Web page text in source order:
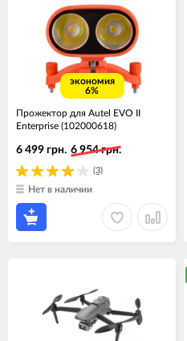
экономия
6%
Прожектор для Autel EVO II
Enterprise (102000618)
(3)
6 499 грн. 6 954 грн.
Нет в наличии